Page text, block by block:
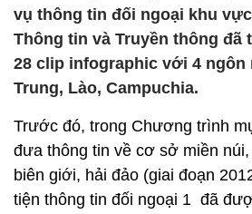
vụ thông tin đối ngoại khu
Thông tin và Truyền thông đã
28 clip infographic với 4 ngôn
Trung, Lào, Campuchia.
Trước đó, trong Chương trình
đưa thông tin về cơ sở miền
biên giới, hải đảo (giai đoạn
tiện thông tin đối ngoại 1 đã